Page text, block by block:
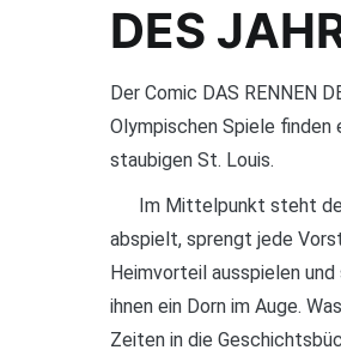
DES
Der Comic DAS RENNEN
Olympischen Spiele
staubigen St. Louis.
Im Mittelpunkt steht
abspielt, sprengt jede
Heimvorteil ausspielen
ihnen ein Dorn im Auge.
Zeiten in die